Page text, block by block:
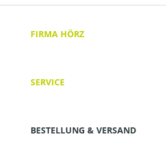
FIRMA HÖRZ
SERVICE
BESTELLUNG & VERSAND